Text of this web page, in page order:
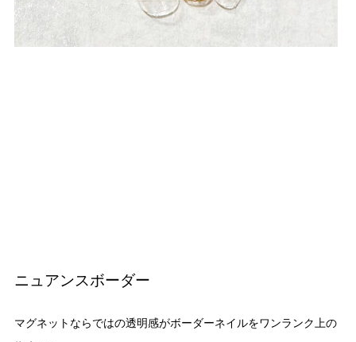
ニュアンスボーダー
マグネットならではの透明感がボーダーネイルをワンランク上の